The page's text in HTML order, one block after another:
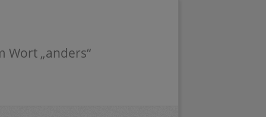
Wort „anders“